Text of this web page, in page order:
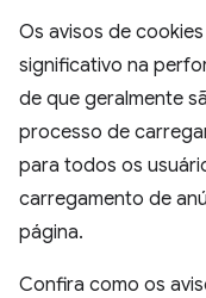
Os avisos de
significativo na
de que geralmente
processo de
para todos os
carregamento de
página.
Confira como os